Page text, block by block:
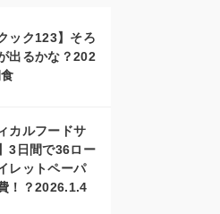
ック123】そろ
出るかな？202
カルフードサ
3日間で36ロー
レットペーパ
！？2026.1.4